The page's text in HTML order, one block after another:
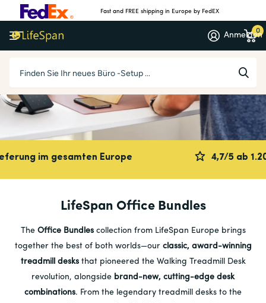
Fast and FREE shipping in Europe by FedEX
Anmelden
0
im gesamten Europe 4,7/5 ab 1.200
LifeSpan Office Bundles
The Office Bundlescollection from LifeSpan Europe brings
together the best of both worlds—our classic, award-winning
treadmill desksthat pioneered the Walking Treadmill Desk
revolution, alongside brand-new, cutting-edge desk
combinations. From the legendary treadmill desks to the